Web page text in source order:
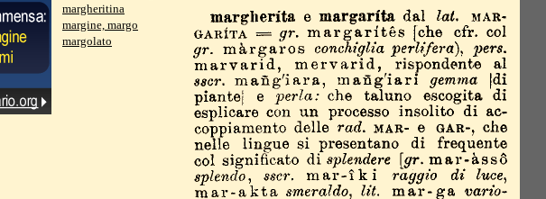
margheritina
margine, margo
margolato